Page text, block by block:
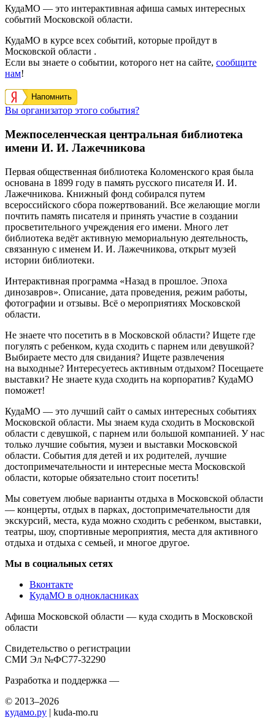
КудаМО — это интерактивная афиша самых интересных
событий Московской области.
КудаМО в курсе всех событий, которые пройдут в
Московской области .
Если вы знаете о событии, которого нет на сайте, сообщите
нам!
Напомнить
Вы организатор этого события?
Межпоселенческая центральная библиотека
имени И. И. Лажечникова
Первая общественная библиотека Коломенского края была
основана в 1899 году в память русского писателя И. И.
Лажечникова. Книжный фонд собирался путем
всероссийского сбора пожертвований. Все желающие могли
почтить память писателя и принять участие в создании
просветительного учреждения его имени. Много лет
библиотека ведёт активную мемориальную деятельность,
связанную с именем И. И. Лажечникова, открыт музей
истории библиотеки.
Интерактивная программа «Назад в прошлое. Эпоха
динозавров». Описание, дата проведения, режим работы,
фотографии и отзывы. Всё о мероприятиях Московской
области.
Не знаете что посетить в в Московской области? Ищете где
погулять с ребенком, куда сходить с парнем или девушкой?
Выбираете место для свидания? Ищете развлечения
на выходные? Интересуетесь активным отдыхом? Посещаете
выставки? Не знаете куда сходить на корпоратив? КудаМО
поможет!
КудаМО — это лучший сайт о самых интересных событиях
Московской области. Мы знаем куда сходить в Московской
области с девушкой, с парнем или большой компанией. У нас
только лучшие события, музеи и выставки Московской
области. События для детей и их родителей, лучшие
достопримечательности и интересные места Московской
области, которые обязательно стоит посетить!
Мы советуем любые варианты отдыха в Московской области
— концерты, отдых в парках, достопримечательности для
экскурсий, места, куда можно сходить с ребенком, выставки,
театры, шоу, спортивные мероприятия, места для активного
отдыха и отдыха с семьей, и многое другое.
Мы в социальных сетях
Вконтакте
КудаМО в однокласниках
Афиша Московской области — куда сходить в Московской
области
Свидетельство о регистрации
СМИ Эл №ФС77-32290
Разработка и поддержка —
© 2013–2026
кудамо.ру | kuda-mo.ru